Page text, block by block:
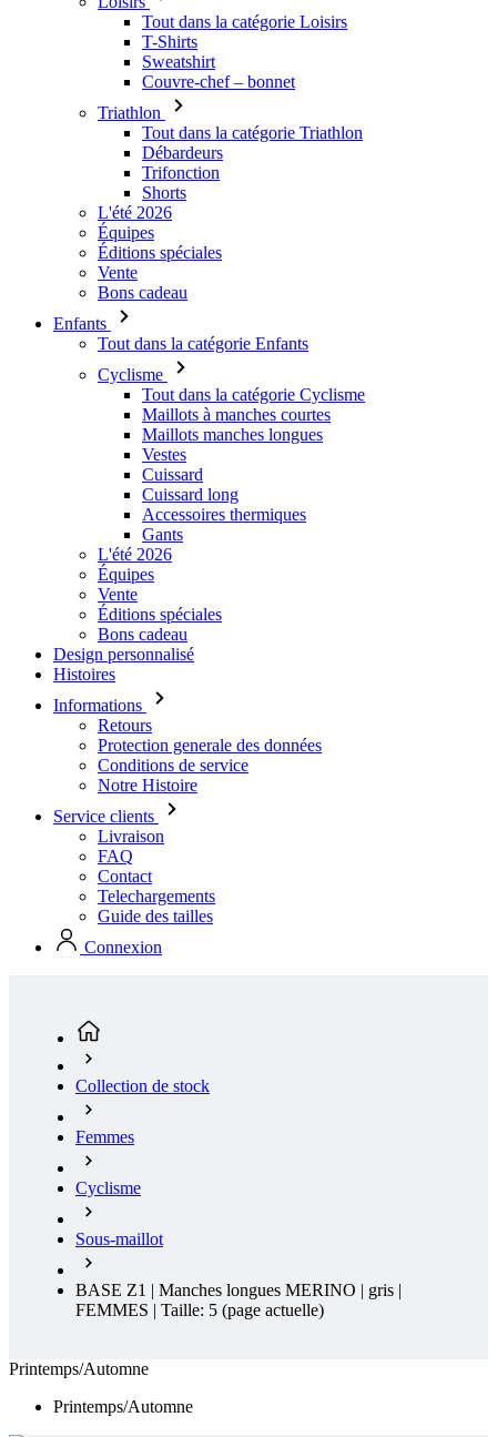
Triathlon
Tout dans la catégorie Triathlon
Débardeurs
Trifonction
Shorts
L'été 2026
Équipes
Éditions spéciales
Vente
Bons cadeau
Enfants
Tout dans la catégorie Enfants
Cyclisme
Tout dans la catégorie Cyclisme
Maillots manches longues
Vestes
Cuissard
Cuissard long
Accessoires thermiques
Gants
L'été 2026
Équipes
Vente
Éditions spéciales
Bons cadeau
Design personnalisé
Histoires
Informations
Retours
Protection generale des données
Conditions de service
Notre Histoire
Service clients
Livraison
FAQ
Contact
Telechargements
Guide des tailles
Connexion
Femmes
Cyclisme
Sous-maillot
BASE Z1 | Manches longues MERINO | gris |
FEMMES | Taille: 5
Printemps/Automne
Printemps/Automne